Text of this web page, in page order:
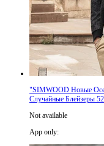
"SIMWOOD Новые
Случайные Блейзеры
Not available
App only: